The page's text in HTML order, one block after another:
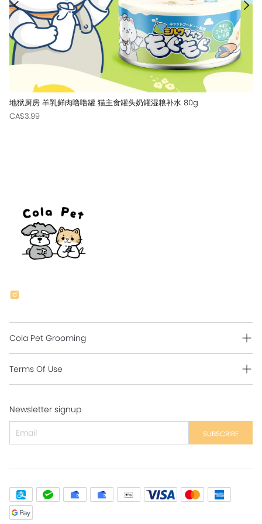
地狱厨房 羊乳鲜肉噜噜罐 猫主食罐头奶罐湿粮补水 80g
CA$3.99
Cola Pet Grooming
Grooming Intro
Contact Us
Terms Of Use
Return Policy
Secure Payment
Newsletter signup
SUBSCRIBE